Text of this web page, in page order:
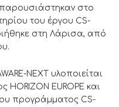
παρουσιάστηκαν στο
του έργου CS-
στη Λάρισα, από
NEXT υλοποιείται
EUROPE και
προγράμματος CS-